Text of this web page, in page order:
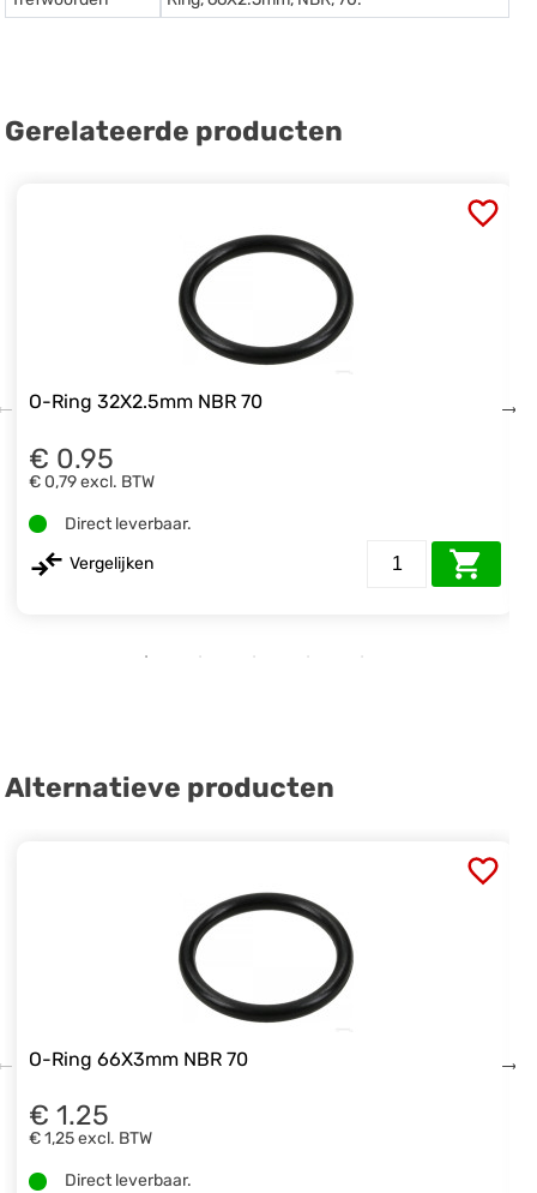
Gerelateerde producten
O-Ring 32X2.5mm NBR 70
€ 0.95
€ 0,79excl. BTW
Direct leverbaar.
Vergelijken
Alternatieve producten
O-Ring 66X3mm NBR 70
€ 1.25
€ 1,25excl. BTW
Direct leverbaar.